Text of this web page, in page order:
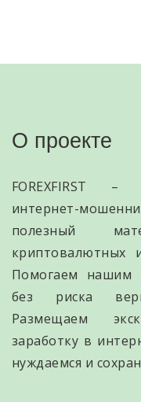
О проекте
FOREXFIRST –
интернет-
полезный
криптовалютных
Помогаем нашим
без риска
Размещаем
заработку в
нуждаемся и